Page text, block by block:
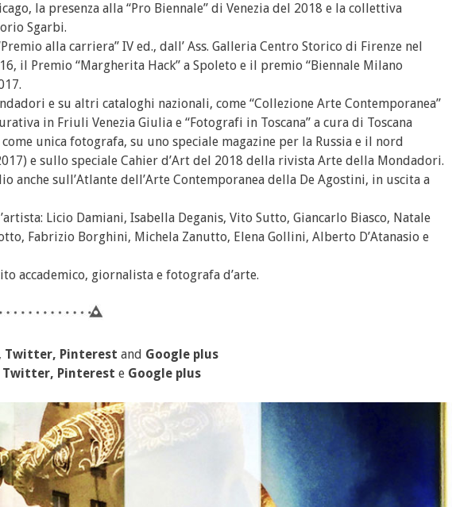
la presenza alla “Pro Biennale” di Venezia del 2018 e la collettiva
Sgarbi.
alla carriera” IV ed., dall’ Ass. Galleria Centro Storico di Firenze nel
il Premio “Margherita Hack” a Spoleto e il premio “Biennale Milano
e su altri cataloghi nazionali, come “Collezione Arte Contemporanea”
in Friuli Venezia Giulia e “Fotografi in Toscana” a cura di Toscana
unica fotografa, su uno speciale magazine per la Russia e il nord
e sullo speciale Cahier d’Art del 2018 della rivista Arte della Mondadori.
anche sull’Atlante dell’Arte Contemporanea della De Agostini, in uscita a
Licio Damiani, Isabella Deganis, Vito Sutto, Giancarlo Biasco, Natale
Fabrizio Borghini, Michela Zanutto, Elena Gollini, Alberto D’Atanasio e
accademico, giornalista e fotografa d’arte.
, Twitter, Pinterest and Google plus
Twitter, Pinterest e Google plus